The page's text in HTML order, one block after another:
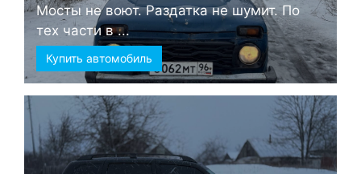
Мосты не воют. Раздатка не шумит. По
тех части в ...
Купить автомобиль